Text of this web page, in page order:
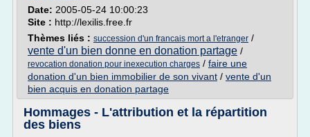
Date: 2005-05-24 10:00:23
Site : http://lexilis.free.fr
Thèmes liés : succession d'un francais mort a l'etranger /
vente d'un bien donne en donation partage /
revocation donation pour inexecution charges / faire une
donation d'un bien immobilier de son vivant / vente d'un
bien acquis en donation partage
Hommages - L'attribution et la répartition
des biens